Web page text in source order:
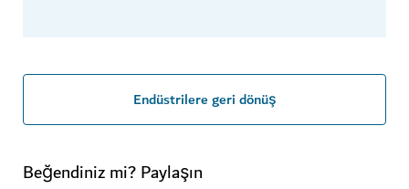
Endüstrilere geri dönüş
Beğendiniz mi? Paylaşın